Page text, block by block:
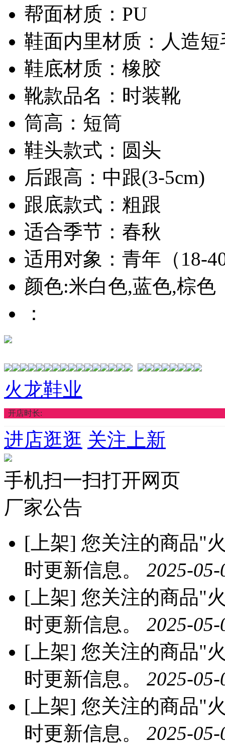
帮面材质：PU
鞋面内里材质：人造短
鞋底材质：橡胶
靴款品名：时装靴
筒高：短筒
鞋头款式：圆头
后跟高：中跟(3-5cm)
跟底款式：粗跟
适合季节：春秋
适用对象：青年（18-
颜色:米白色,蓝色,棕色
：
火龙鞋业
开店时长:
进店逛逛 关注上新
手机扫一扫打开网页
厂家公告
[上架] 您关注的商品"
时更新信息。 2025-
[上架] 您关注的商品"
时更新信息。 2025-
[上架] 您关注的商品"
时更新信息。 2025-
[上架] 您关注的商品"
时更新信息。 2025-